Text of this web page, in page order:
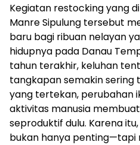
Kegiatan restocking yang
Manre Sipulung tersebut
baru bagi ribuan nelayan
hidupnya pada Danau
tahun terakhir, keluhan
tangkapan semakin sering
yang tertekan, perubahan
aktivitas manusia
seproduktif dulu. Karena
bukan hanya penting—tapi